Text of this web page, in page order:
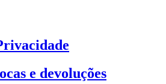
e devoluções